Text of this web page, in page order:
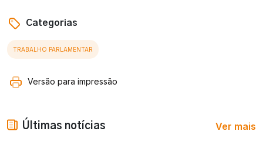
Categorias
TRABALHO PARLAMENTAR
Versão para impressão
Últimas notícias Ver mais